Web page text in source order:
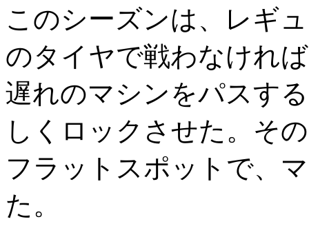
このシーズンは、レギ
のタイヤで戦わなけれ
遅れのマシンをパスす
しくロックさせた。そ
フラットスポットで、
た。